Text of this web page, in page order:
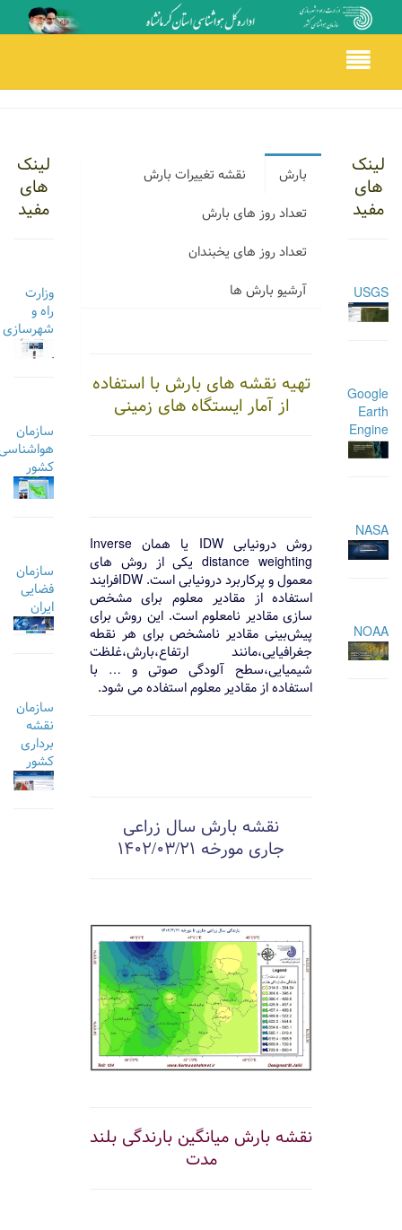
Toggle
navigation
لینک
های
مفید
USGS
Google
Earth
Engine
NASA
NOAA
بارش
نقشه تغییرات بارش
تعداد روز های بارش
تعداد روز های یخبندان
آرشیو بارش ها
تهیه نقشه های بارش با استفاده
از آمار ایستگاه های زمینی
روش درونیابی IDW یا همان Inverse
distance weighting یکی از روش های
معمول و پرکاربرد درونیابی است. IDWفرایند
استفاده از مقادیر معلوم برای مشخص
سازی مقادیر نامعلوم است. این روش برای
پیش‌بینی مقادیر نامشخص برای هر نقطه
جغرافیایی،مانند ارتفاع،بارش،غلظت
شیمیایی،سطح آلودگی صوتی و … با
استفاده از مقادیر معلوم استفاده می شود.
نقشه بارش سال زراعی
جاری مورخه 1402/03/21
نقشه بارش میانگین بارندگی بلند
مدت
لینک
های
مفید
وزارت
راه و
شهرسازی
سازمان
کشور
سازمان
فضایی
ایران
سازمان
نقشه
برداری
کشور